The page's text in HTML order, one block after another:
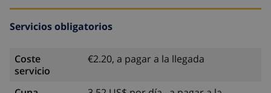
Servicios obligatorios
Coste
servicio
€2.20, a pagar a la llegada